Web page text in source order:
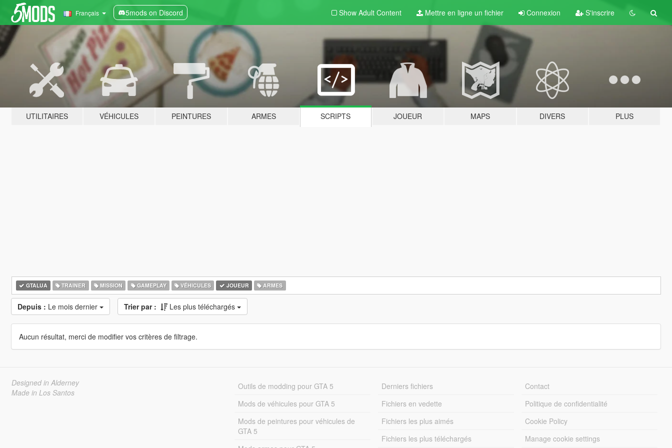
Français 5mods on Discord Show Adult Content Mettre en ligne un fichier Connexion S'inscrire
UTILITAIRES VÉHICULES PEINTURES ARMES SCRIPTS JOUEUR MAPS DIVERS PLUS
GTALUA TRAINER MISSION GAMEPLAY VÉHICULES JOUEUR ARMES
Depuis : Le mois dernier Trier par : Les plus téléchargés
Aucun résultat, merci de modifier vos critères de filtrage.
Designed in Alderney
Made in Los Santos
Outils de modding pour GTA 5
Mods de véhicules pour GTA 5
Mods de peintures pour véhicules de
GTA 5
Derniers fichiers
Fichiers en vedette
Fichiers les plus aimés
Fichiers les plus téléchargés
Contact
Politique de confidentialité
Cookie Policy
Manage cookie settings